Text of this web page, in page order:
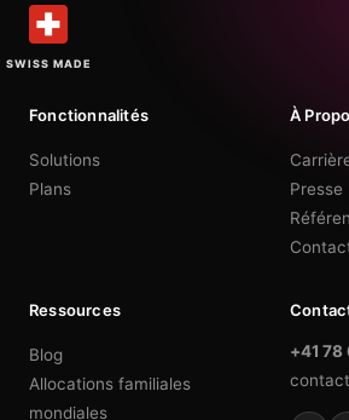
SWISS MADE
Fonctionnalités
Solutions
Plans
À
Presse
Ressources
Blog
Allocations familiales
mondiales
+41 78